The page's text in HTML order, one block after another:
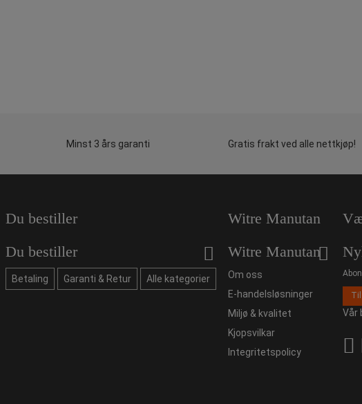
Minst 3 års garanti Gratis frakt ved alle nettkjøp!
Du bestiller
Du bestiller
Betaling Garanti & Retur Alle kategorier
Witre Manutan
Witre Manutan
Om oss
E-handelsløsninger
Miljø & kvalitet
Kjopsvilkar
Integritetspolicy
Til
Vår